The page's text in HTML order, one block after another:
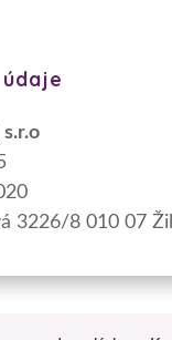
3226/8 010 07